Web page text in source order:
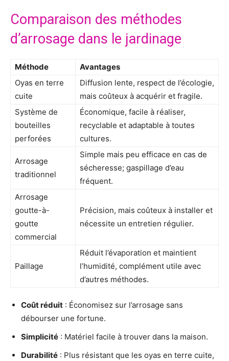
Comparaison des méthodes
d’arrosage dans le jardinage
Méthode
Avantages
Oyas en terre
cuite
Diffusion lente, respect de l’écologie,
mais coûteux à acquérir et fragile.
Système de
bouteilles
perforées
Économique, facile à réaliser,
recyclable et adaptable à toutes
cultures.
Arrosage
traditionnel
Simple mais peu efficace en cas de
sécheresse; gaspillage d’eau
fréquent.
Arrosage
goutte-à-
goutte
commercial
Précision, mais coûteux à installer et
nécessite un entretien régulier.
Paillage
Réduit l’évaporation et maintient
l’humidité, complément utile avec
d’autres méthodes.
Coût réduit : Économisez sur l’arrosage sans
débourser une fortune.
Simplicité : Matériel facile à trouver dans la maison.
Durabilité : Plus résistant que les oyas en terre cuite,